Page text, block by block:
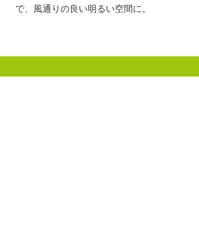
で、風通りの良い明るい空間に。